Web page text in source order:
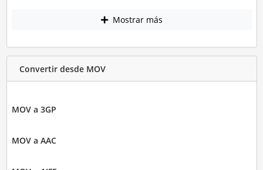
Mostrar más
Convertir desde MOV
MOV a 3GP
MOV a AAC